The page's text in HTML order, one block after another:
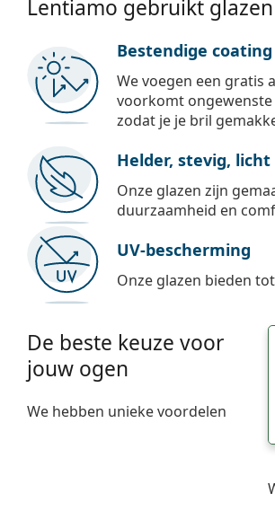
Lentiamo gebruikt
Bestendige coating
We voegen een gratis
voorkomt
zodat je je bril
Helder, stevig, licht
Onze glazen zijn
duurzaamheid en
UV-bescherming
Onze glazen bieden
De beste keuze voor
jouw ogen
We hebben unieke voordelen